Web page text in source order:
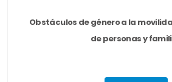
Obstáculos de género a la
de personas y